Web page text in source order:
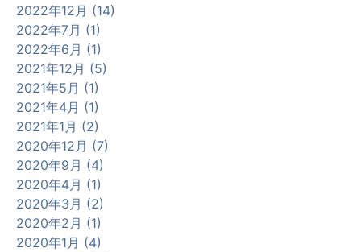
2022年12月 (14)
2022年7月 (1)
2022年6月 (1)
2021年12月 (5)
2021年5月 (1)
2021年4月 (1)
2021年1月 (2)
2020年12月 (7)
2020年9月 (4)
2020年4月 (1)
2020年3月 (2)
2020年2月 (1)
2020年1月 (4)